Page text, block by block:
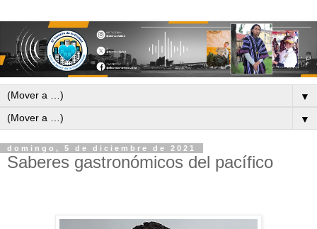
▼
▼
domingo, 5 de diciembre de 2021
Saberes gastronómicos del pacífico